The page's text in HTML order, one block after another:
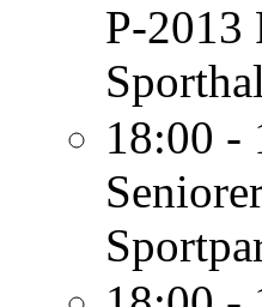
P-2013
18:00 -